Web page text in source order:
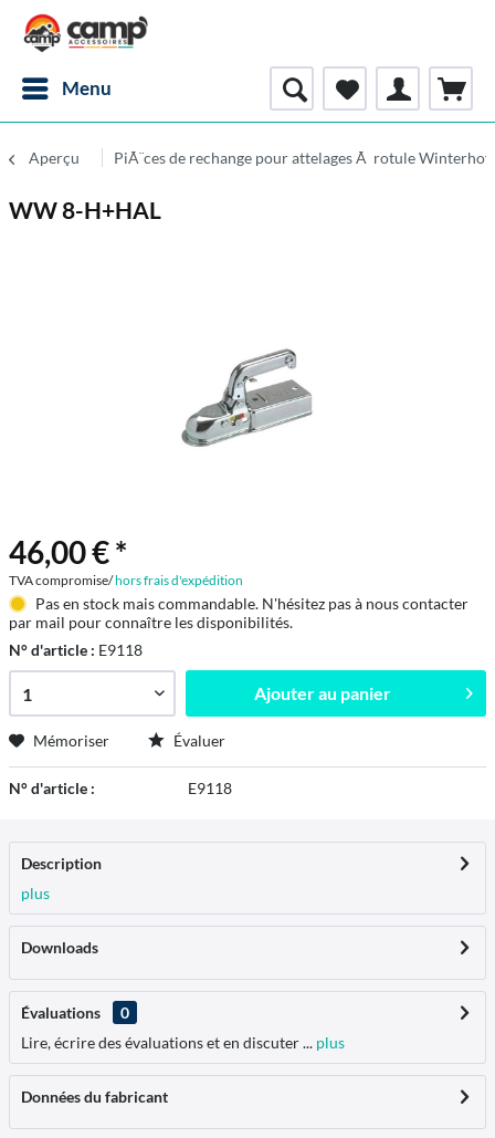
Menu
Aperçu PiÃ¨ces de rechange pour attelages Ã rotule Winterhoff
WW 8-H+HAL
46,00 € *
TVA compromise/hors frais d'expédition
Pas en stock mais commandable. N'hésitez pas à nous contacter
par mail pour connaître les disponibilités.
N° d'article : E9118
Ajouter au panier
Mémoriser Évaluer
N° d'article : E9118
Description
plus
Downloads
Évaluations
0
Lire, écrire des évaluations et en discuter ... plus
Données du fabricant